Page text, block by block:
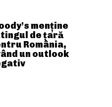
menține
de țară
România,
un outlook